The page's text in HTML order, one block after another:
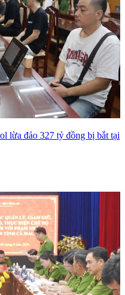
lừa đảo 327 tỷ đồng bị bắt tại